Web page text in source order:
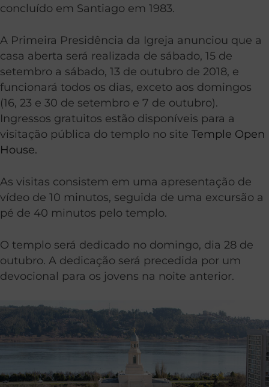
concluído em Santiago em 1983.
A Primeira Presidência da Igreja anunciou que a
casa aberta será realizada de sábado, 15 de
setembro a sábado, 13 de outubro de 2018, e
funcionará todos os dias, exceto aos domingos
(16, 23 e 30 de setembro e 7 de outubro).
Ingressos gratuitos estão disponíveis para a
visitação pública do templo no site Temple Open
House.
As visitas consistem em uma apresentação de
vídeo de 10 minutos, seguida de uma excursão a
pé de 40 minutos pelo templo.
O templo será dedicado no domingo, dia 28 de
outubro. A dedicação será precedida por um
devocional para os jovens na noite anterior.